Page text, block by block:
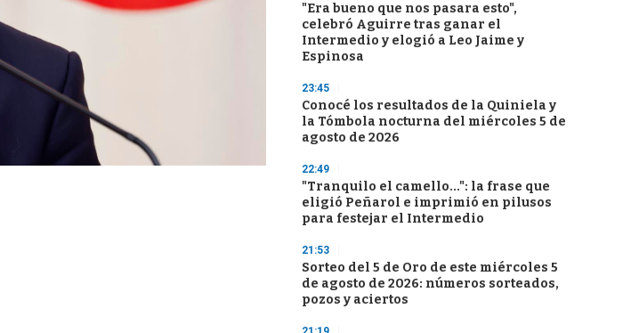
"Era bueno que nos pasara esto",
celebró Aguirre tras ganar el
Intermedio y elogió a Leo Jaime y
Espinosa
23:45
Conocé los resultados de la Quiniela y
la Tómbola nocturna del miércoles 5 de
agosto de 2026
22:49
"Tranquilo el camello...": la frase que
eligió Peñarol e imprimió en pilusos
para festejar el Intermedio
21:53
Sorteo del 5 de Oro de este miércoles 5
de agosto de 2026: números sorteados,
pozos y aciertos